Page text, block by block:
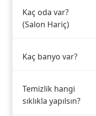
Kaç oda var?
(Salon Hariç)
Kaç banyo var?
Temizlik hangi
sıklıkla yapılsın?